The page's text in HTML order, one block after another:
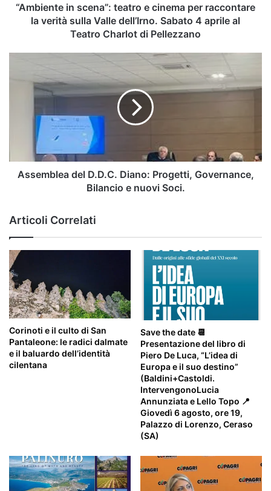
verità
Pellezzano
“Ambiente in scena”: teatro e cinema per raccontare
la verità sulla Valle dell’Irno. Sabato 4 aprile al
Teatro Charlot di Pellezzano
Governance,
nuovi
Soci.
Assemblea del D.D.C. Diano: Progetti, Governance,
Bilancio e nuovi Soci.
Articoli Correlati
Corinoti e il culto di San
Pantaleone: le radici dalmate
e il baluardo dell’identità
cilentana
Save the date 📆
Presentazione del libro di
Piero De Luca, “L’idea di
Europa e il suo destino”
(Baldini+Castoldi.
IntervengonoLucia
Annunziata e Lello Topo 📍
Giovedì 6 agosto, ore 19,
Palazzo di Lorenzo, Ceraso
(SA)